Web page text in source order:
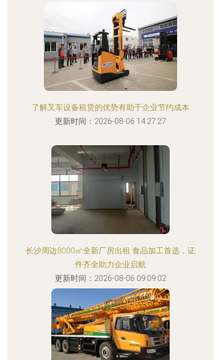
了解叉车设备租赁的优势有助于企业节约成本
更新时间：2026-08-06 14:27:27
长沙周边8000㎡全新厂房出租 食品加工首选，证
件齐全助力企业启航
更新时间：2026-08-06 09:09:02